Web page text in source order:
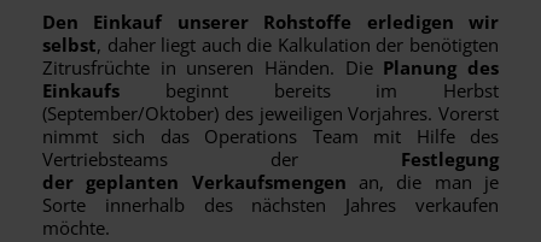
Den Einkauf unserer Rohstoffe erledigen wir
selbst, daher liegt auch die Kalkulation der benötigten
Zitrusfrüchte in unseren Händen. Die Planung des
Einkaufs beginnt bereits im Herbst
(September/Oktober) des jeweiligen Vorjahres. Vorerst
nimmt sich das Operations Team mit Hilfe des
Vertriebsteams der Festlegung
der geplanten Verkaufsmengen an, die man je
Sorte innerhalb des nächsten Jahres verkaufen
möchte.